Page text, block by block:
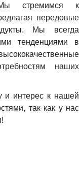
Мы стремимся к
передовые
Мы всегда
тенденциями в
наших
и интерес к нашей
так как у нас